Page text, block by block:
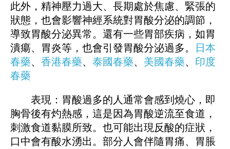
此外，精神壓力過大、長期處於焦慮、緊張的
狀態，也會影響神經系統對胃酸分泌的調節，
導致胃酸分泌異常。還有一些胃部疾病，如胃
潰瘍、胃炎等，也會引發胃酸分泌過多。
日本
春藥、 香港春藥、 泰國春藥、 美國春藥、 印度
春藥
表現：胃酸過多的人通常會感到燒心，即
胸骨後有灼熱感，這是因為胃酸逆流至食道，
刺激食道黏膜所致。也可能出現反酸的症狀，
口中會有酸水湧出。部分人會伴隨胃痛、胃脹